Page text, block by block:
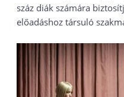
száz diák számára
előadáshoz társuló